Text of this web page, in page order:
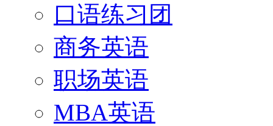
口语练习团
商务英语
职场英语
MBA英语